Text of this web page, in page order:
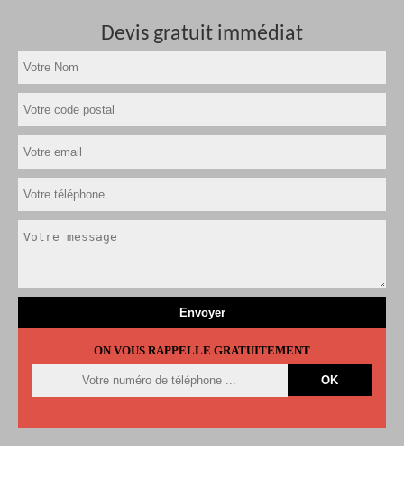
Devis gratuit immédiat
ON VOUS RAPPELLE GRATUITEMENT